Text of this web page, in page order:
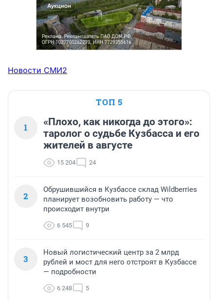
Новости СМИ2
ТОП 5
1
«Плохо, как никогда до этого»:
таролог о судьбе Кузбасса и его
жителей в августе
15 204 24
2
Обрушившийся в Кузбассе склад Wildberries
планирует возобновить работу — что
происходит внутри
6 545 9
3
Новый логистический центр за 2 млрд
рублей и мост для него отстроят в Кузбассе
— подробности
6 248 5